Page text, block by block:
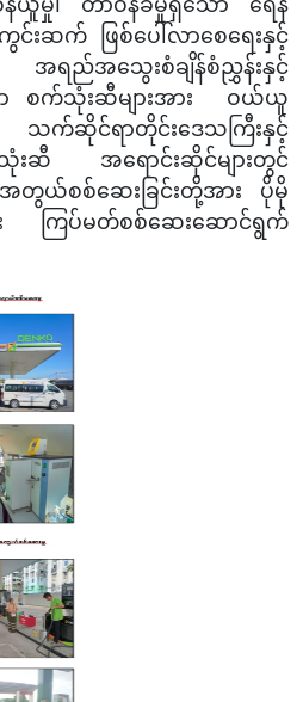
မှု၊ တာဝန်ခံမှုရှိသော ရေနံ
းဆက် ဖြစ်ပေါ်လာစေရေးနှင့်
ရည်အသွေးစံချိန်စံညွှန်းနှင့်
စက်သုံးဆီများအား ဝယ်ယူ
ဆိုင်ရာတိုင်းဒေသကြီးနှင့်
းဆီ အရောင်းဆိုင်များတွင်
တွယ်စစ်ဆေးခြင်းတို့အား ပိုမို
း ကြပ်မတ်စစ်ဆေးဆောင်ရွက်